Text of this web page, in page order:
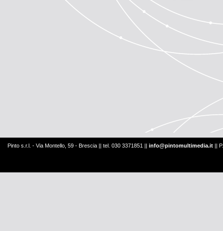
Pinto s.r.l. - Via Montello, 59 - Brescia || tel. 030 3371851 || info@pintomultimedia.it ||